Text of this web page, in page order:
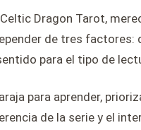
Dragon Tarot,
de tres factores:
para el tipo de
para aprender,
de la serie y el